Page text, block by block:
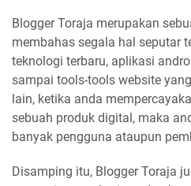
Blogger Toraja merupakan
membahas segala hal seputar
teknologi terbaru, aplikasi
sampai tools-tools website
lain, ketika anda
sebuah produk digital, maka
banyak pengguna ataupun
Disamping itu, Blogger Toraja